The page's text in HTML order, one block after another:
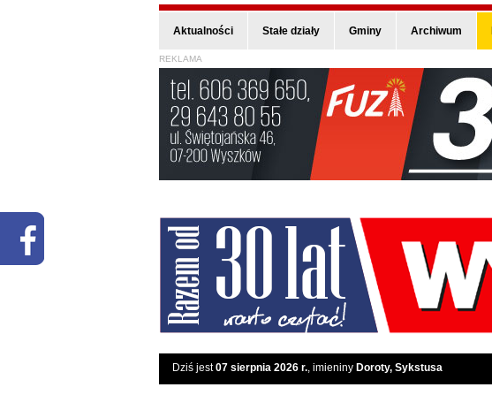
Aktualności Stałe działy Gminy Archiwum
REKLAMA
Dziś jest07 sierpnia 2026 r., imieniny Doroty, Sykstusa